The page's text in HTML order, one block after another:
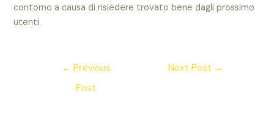
contorno a causa di risiedere trovato bene dagli prossimo
utenti.
← Previous
Post
Next Post →